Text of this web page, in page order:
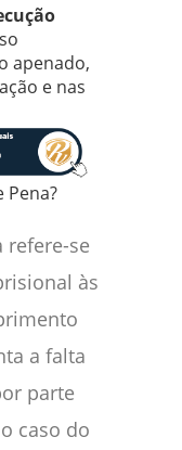
apenado,
e nas
Pena?
refere-se
às
a falta
parte
caso do